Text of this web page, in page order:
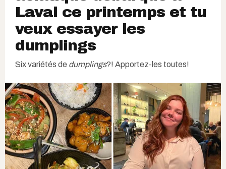
Laval ce printemps et tu
veux essayer les
dumplings
Six variétés de dumplings?! Apportez-les toutes!